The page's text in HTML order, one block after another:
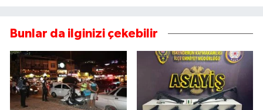
Bunlar da ilginizi çekebilir